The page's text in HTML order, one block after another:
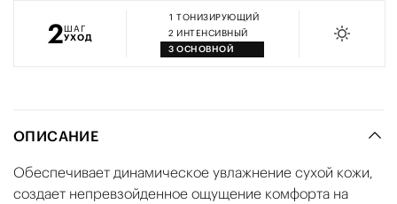
2ШАГ
УХОД
1 ТОНИЗИРУЮЩИЙ
2 ИНТЕНСИВНЫЙ
3 ОСНОВНОЙ
ОПИСАНИЕ
Обеспечивает динамическое увлажнение сухой кожи,
создает непревзойденное ощущение комфорта на